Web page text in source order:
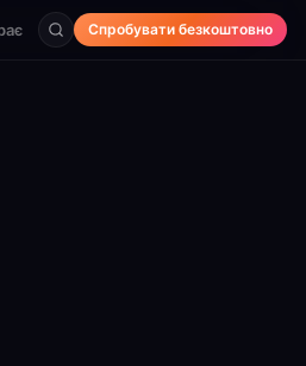
Спробувати безкоштовно